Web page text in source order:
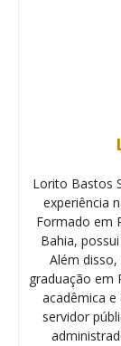
Lorito Bastos
experiência
Formado em
Bahia,
Além
graduação em
acadêmica
servidor